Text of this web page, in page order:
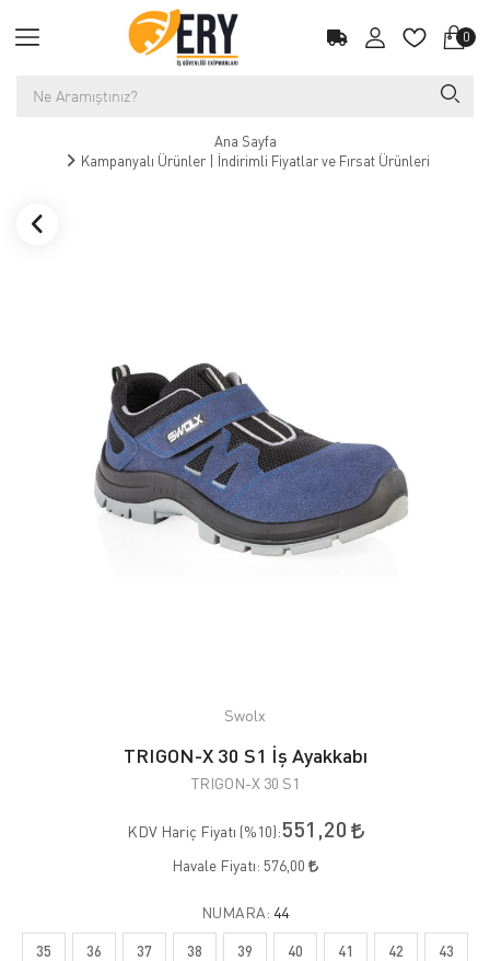
0
Ana Sayfa
Kampanyalı Ürünler | İndirimli Fiyatlar ve Fırsat Ürünleri
Swolx
TRIGON-X 30 S1 İş Ayakkabı
TRIGON-X 30 S1
KDV Hariç Fiyatı (%10):551,20
Havale Fiyatı: 576,00
NUMARA: 44
35 36 37 38 39 40 41 42 43